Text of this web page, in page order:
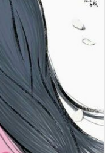
إ
ت
ر
و
ن